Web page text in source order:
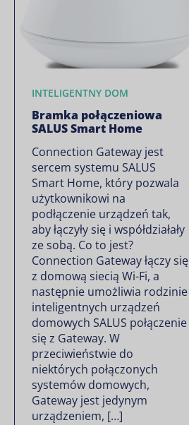
INTELIGENTNY DOM
Bramka połączeniowa
SALUS Smart Home
Connection Gateway jest
sercem systemu SALUS
Smart Home, który pozwala
użytkownikowi na
podłączenie urządzeń tak,
aby łączyły się i współdziałały
ze sobą. Co to jest?
Connection Gateway łączy się
z domową siecią Wi-Fi, a
następnie umożliwia rodzinie
inteligentnych urządzeń
domowych SALUS połączenie
się z Gateway. W
przeciwieństwie do
niektórych połączonych
systemów domowych,
Gateway jest jedynym
urządzeniem, […]